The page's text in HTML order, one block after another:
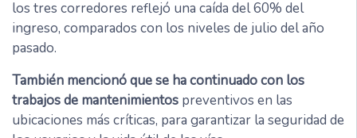
los tres corredores reflejó una caída del 60% del
ingreso, comparados con los niveles de julio del año
pasado.
También mencionó que se ha continuado con los
trabajos de mantenimientos preventivos en las
ubicaciones más críticas, para garantizar la seguridad de